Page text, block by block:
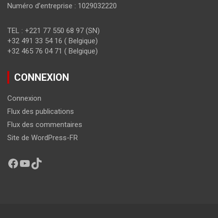
Numéro d’entreprise : 1029032220
TEL : +221 77 550 68 97 (SN)
+32 491 33 54 16 ( Belgique)
+32 465 76 04 71 ( Belgique)
CONNEXION
Connexion
Flux des publications
Flux des commentaires
Site de WordPress-FR